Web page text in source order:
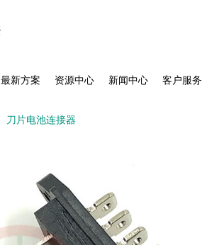
最新方案 资源中心 新闻中心 客户服务
刀片电池连接器